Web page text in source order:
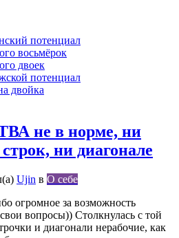
потенциал
восьмёрок
двоек
потенциал
двойка
не в норме, ни
ни диагонале
Ujin в О себе
огромное за возможность
вопросы)) Столкнулась с той
и диагонали нерабочие, как